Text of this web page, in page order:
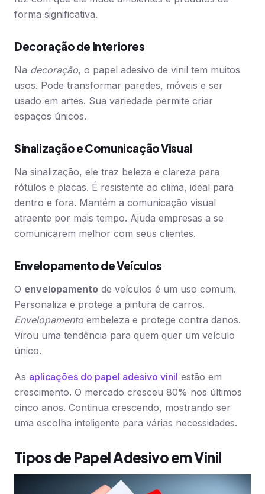
forma significativa.
Decoração de Interiores
Na decoração, o papel adesivo de vinil tem muitos
usos. Pode transformar paredes, móveis e ser
usado em artes. Sua variedade permite criar
espaços únicos.
Sinalização e Comunicação Visual
Na sinalização, ele traz beleza e clareza para
rótulos e placas. É resistente ao clima, ideal para
dentro e fora. Mantém a comunicação visual
atraente por mais tempo. Ajuda empresas a se
comunicarem melhor com seus clientes.
Envelopamento de Veículos
O envelopamento de veículos é um uso comum.
Personaliza e protege a pintura de carros.
Envelopamento embeleza e protege contra danos.
Virou uma tendência para quem quer um veículo
único.
As aplicações do papel adesivo vinil estão em
crescimento. O mercado cresceu 80% nos últimos
cinco anos. Continua crescendo, mostrando ser
uma escolha inteligente para várias necessidades.
Tipos de Papel Adesivo em Vinil